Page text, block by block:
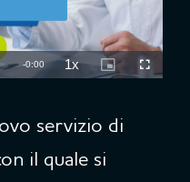
Tempo
-0:00 1xVelocità
di
Picture-
in-
Schermo
intero
servizio di
il quale si